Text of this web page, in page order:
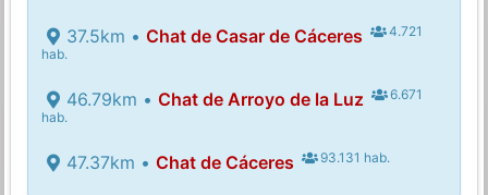
37.5km • Chat de Casar de Cáceres
4.721
hab.
46.79km • Chat de Arroyo de la Luz
6.671
hab.
47.37km • Chat de Cáceres 93.131 hab.